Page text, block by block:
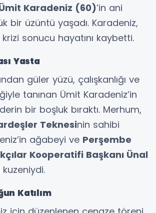
Karadeniz (60)’in ani
bir üzüntü yaşadı. Karadeniz,
sonucu hayatını kaybetti.
Yasta
güler yüzü, çalışkanlığı ve
tanınan Ümit Karadeniz’in
bir boşluk bıraktı. Merhum,
Teknesinin sahibi
ağabeyi ve Perşembe
Kooperatifi Başkanı Ünal
kuzeniydi.
Katılım